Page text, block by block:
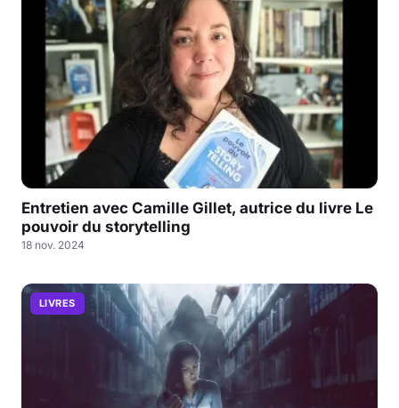
Entretien avec Camille Gillet, autrice du livre Le
pouvoir du storytelling
18 nov. 2024
LIVRES